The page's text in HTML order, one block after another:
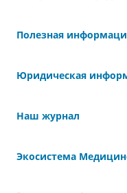
Полезная
Юридическая
Наш журнал
Экосистема